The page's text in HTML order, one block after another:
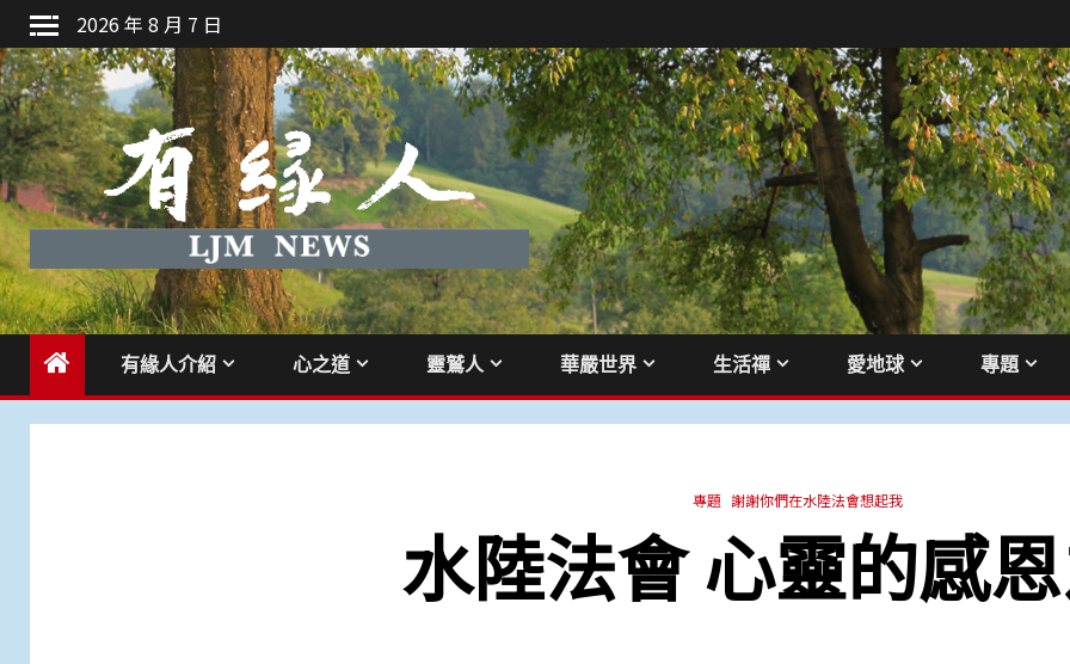
Skip
to
content
2026 年 8 月 7 日
有緣人介紹 心之道 靈鷲人 華嚴世界 生活禪 愛地球 專題
專題 謝謝你們在水陸法會想起我
水陸法會 心靈的感